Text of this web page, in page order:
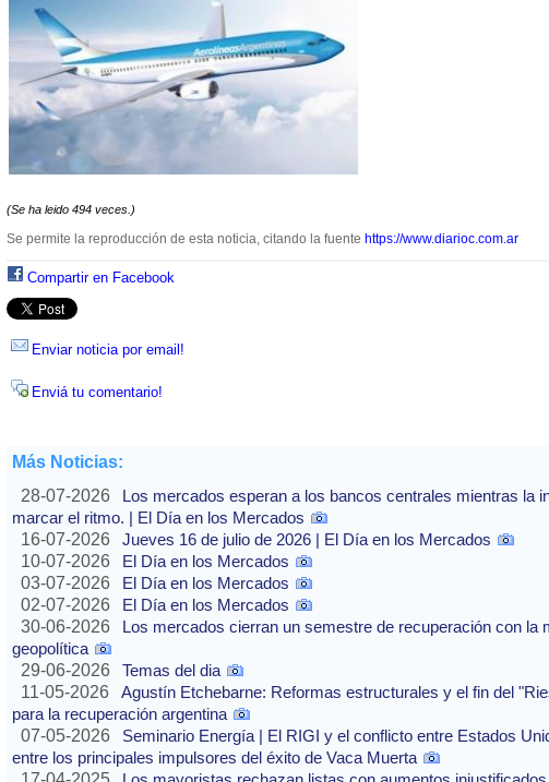
(Se ha leido 494 veces.)
Se permite la reproducción de esta noticia, citando la fuente https://www.diarioc.com.ar
Compartir en Facebook
Enviar noticia por email!
Enviá tu comentario!
Más Noticias:
28-07-2026
Los mercados esperan a los bancos centrales mientras la
marcar el ritmo. | El Día en los Mercados
16-07-2026
Jueves 16 de julio de 2026 | El Día en los Mercados
10-07-2026
El Día en los Mercados
03-07-2026
El Día en los Mercados
02-07-2026
El Día en los Mercados
30-06-2026
Los mercados cierran un semestre de recuperación con la
geopolítica
29-06-2026
Temas del dia
11-05-2026
Agustín Etchebarne: Reformas estructurales y el fin del
para la recuperación argentina
07-05-2026
Seminario Energía | El RIGI y el conflicto entre Estados
entre los principales impulsores del éxito de Vaca Muerta